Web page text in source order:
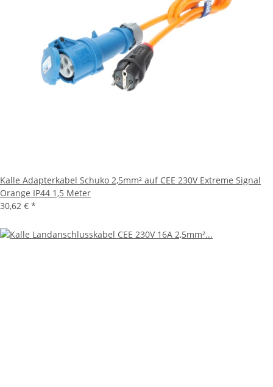
Kalle Adapterkabel Schuko 2,5mm² auf CEE 230V Extreme Signal
Orange IP44 1,5 Meter
30,62 € *